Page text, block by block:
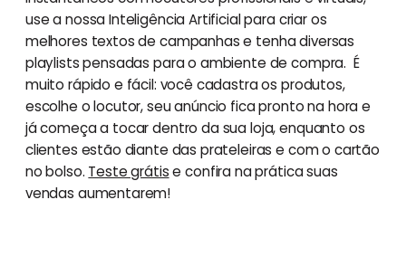
use a nossa Inteligência Artificial para criar os
melhores textos de campanhas e tenha diversas
playlists pensadas para o ambiente de compra. É
muito rápido e fácil: você cadastra os produtos,
escolhe o locutor, seu anúncio fica pronto na hora e
já começa a tocar dentro da sua loja, enquanto os
clientes estão diante das prateleiras e com o cartão
no bolso. Teste grátise confira na prática suas
vendas aumentarem!